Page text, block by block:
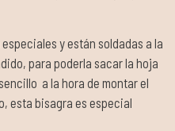
y están soldadas a la
para poderla sacar la hoja
a la hora de montar el
esta bisagra es especial